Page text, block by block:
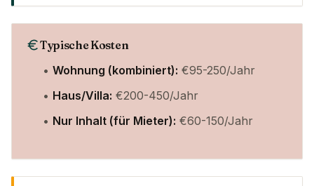
Typische Kosten
• Wohnung (kombiniert): €95-250/Jahr
• Haus/Villa: €200-450/Jahr
• Nur Inhalt (für Mieter): €60-150/Jahr